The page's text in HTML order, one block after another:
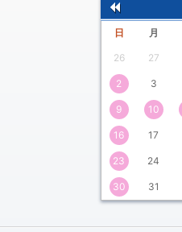
前
の
月
日 月
26 27
2 3
9 10
16 17
23 24
30 31